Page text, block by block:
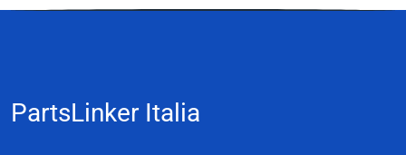
PartsLinker Italia